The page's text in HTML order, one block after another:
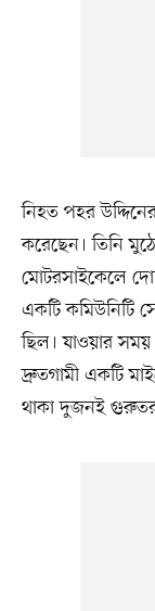
নিহত পহর
করেছেন। তিনি
মোটরসাইকেলে
একটি কমিউনিটি
ছিল। যাওয়ার সময়
দ্রুতগামী একটি
থাকা দুজনই